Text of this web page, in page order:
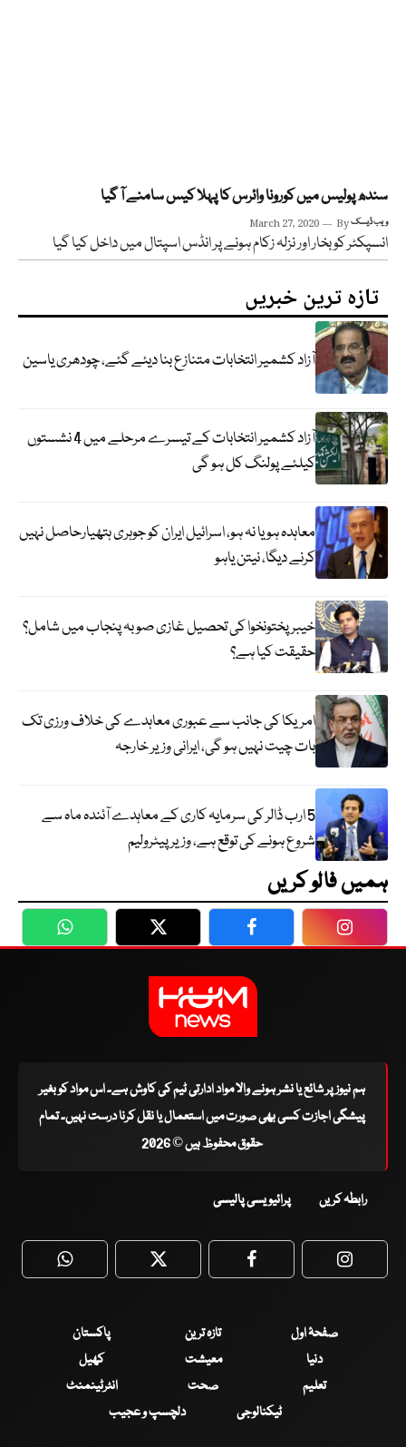
سندھ پولیس میں کورونا وائرس کا پہلا کیس سامنے آ گیا
March 27, 2020 Byویب ڈیسک
انسپکٹر کو بخار اور نزلہ زکام ہونے پر انڈس اسپتال میں داخل کیا گیا
تازہ ترین خبریں
آزاد کشمیر انتخابات متنازع بنا دیئے گئے، چودھری یاسین
آزاد کشمیر انتخابات کے تیسرے مرحلے میں 4 نشستوں
کیلئے پولنگ کل ہو گی
معاہدہ ہو یا نہ ہو، اسرائیل ایران کو جوہری ہتھیارحاصل نہیں
کرنے دیگا، نیتن یاہو
خیبر پختونخوا کی تحصیل غازی صوبہ پنجاب میں شامل؟
حقیقت کیا ہے؟
امریکا کی جانب سے عبوری معاہدے کی خلاف ورزی تک
بات چیت نہیں ہو گی، ایرانی وزیر خارجہ
5 ارب ڈالر کی سرمایہ کاری کے معاہدے آئندہ ماہ سے
شروع ہونے کی توقع ہے، وزیر پیٹرولیم
ہمیں فالو کریں
WhatsApp Twitter Facebook
ہم نیوز پر شائع یا نشر ہونے والا مواد ادارتی ٹیم کی کاوش ہے۔ اس مواد کو بغیر
پیشگی اجازت کسی بھی صورت میں استعمال یا نقل کرنا درست نہیں۔ تمام
حقوق محفوظ ہیں © 2026
رابطہ کریں پرائیویسی پالیسی
WhatsApp Twitter Facebook
صفحۂ اول تازہ ترین
پاکستان
دنیا
معیشت
کھیل
تعلیم
صحت
انٹرٹینمنٹ
ٹیکنالوجی
دلچسپ و عجیب